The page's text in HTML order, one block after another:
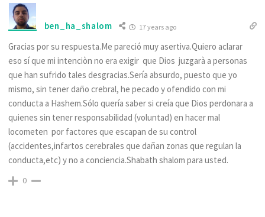
ben_ha_shalom 17 years ago
Gracias por su respuesta.Me pareció muy asertiva.Quiero aclarar
eso sí que mi intenciòn no era exigir que Dios juzgarà a personas
que han sufrido tales desgracias.Sería absurdo, puesto que yo
mismo, sin tener daño crebral, he pecado y ofendido con mi
conducta a Hashem.Sólo quería saber si creía que Dios perdonara a
quienes sin tener responsabilidad (voluntad) en hacer mal
locometen por factores que escapan de su control
(accidentes,infartos cerebrales que dañan zonas que regulan la
conducta,etc) y no a conciencia.Shabath shalom para usted.
0